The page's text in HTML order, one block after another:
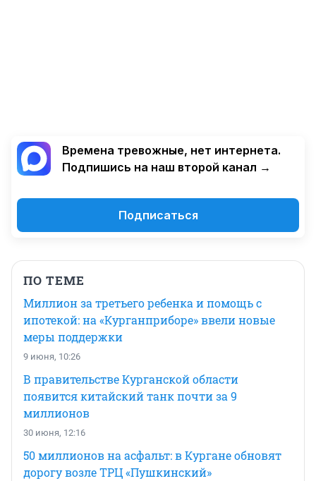
Времена тревожные, нет интернета.
Подпишись на наш второй канал →
Подписаться
ПО ТЕМЕ
Миллион за третьего ребенка и помощь с
ипотекой: на «Курганприборе» ввели новые
меры поддержки
9 июня, 10:26
В правительстве Курганской области
появится китайский танк почти за 9
миллионов
30 июня, 12:16
50 миллионов на асфальт: в Кургане обновят
дорогу возле ТРЦ «Пушкинский»